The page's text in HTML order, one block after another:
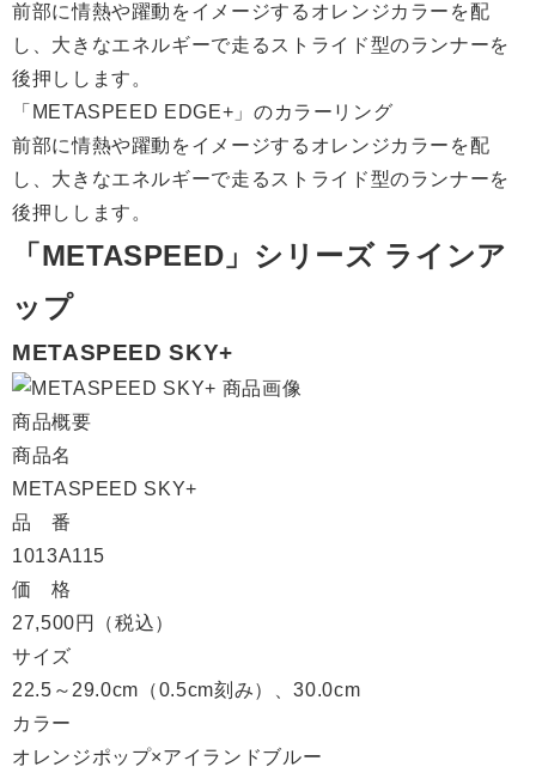
前部に情熱や躍動をイメージするオレンジカラーを配
し、大きなエネルギーで走るストライド型のランナーを
後押しします。
「METASPEED EDGE+」のカラーリング
前部に情熱や躍動をイメージするオレンジカラーを配
し、大きなエネルギーで走るストライド型のランナーを
後押しします。
「METASPEED」シリーズ ラインア
ップ
METASPEED SKY+
商品概要
商品名
METASPEED SKY+
品 番
1013A115
価 格
27,500円（税込）
サイズ
22.5～29.0cm（0.5cm刻み）、30.0cm
カラー
オレンジポップ×アイランドブルー